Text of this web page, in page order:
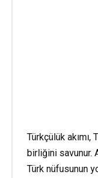
Türkçülük
birliğini savunur.
Türk nüfusunun